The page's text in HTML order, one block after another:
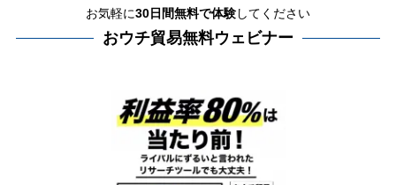
お気軽に30日間無料で体験してください
おウチ貿易無料ウェビナー